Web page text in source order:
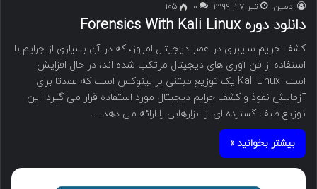
ادمین تیر ۲۷, ۱۳۹۹ ۰ 105
دانلود دوره Forensics With Kali Linux
کشف جرایم سایبری در عصر دیجیتال امروز، که در آن بسیاری از جرایم با
استفاده از فن آوری های دیجیتال مرتکب شده اند، در حال افزایش
است. Kali Linux یک توزیع مبتنی بر لینوکس است که عمدتا برای
آزمایش نفوذ و کشف جرایم دیجیتال مورد استفاده قرار می گیرد. این
توزیع طیف گسترده ای از ابزارهایی را ارائه می دهد…
بیشتر بخوانید »